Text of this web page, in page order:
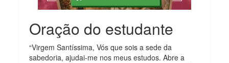
Oração do estudante
“Virgem Santíssima, Vós que sois a sede da
sabedoria, ajudai-me nos meus estudos. Abre a